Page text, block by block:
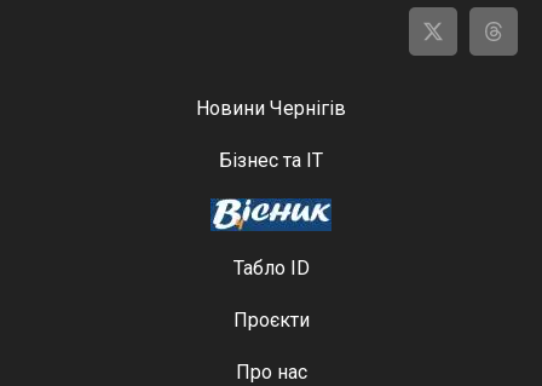
Новини Чернігів
Бізнес та ІТ
Табло ID
Проєкти
Про нас